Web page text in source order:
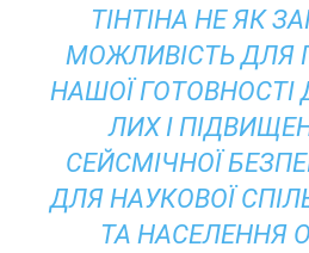
ТІНТІНА НЕ ЯК
МОЖЛИВІСТЬ ДЛЯ
НАШОЇ ГОТОВНОСТІ
ЛИХ І
СЕЙСМІЧНОЇ
ДЛЯ НАУКОВОЇ
ТА НАСЕЛЕННЯ